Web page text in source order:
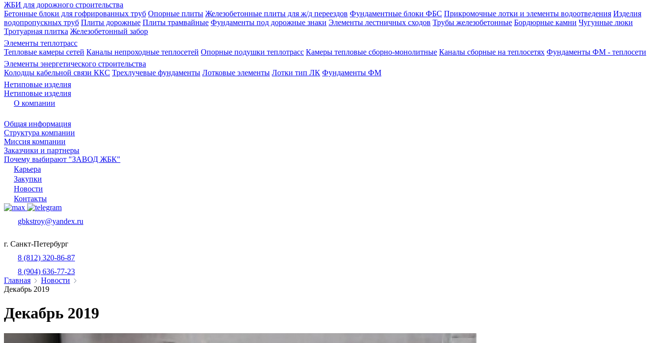
ЖБИ для дорожного строительства
Бетонные блоки для гофрированных труб Опорные плиты Железобетонные плиты для ж/д переездов Фундаментные блоки ФБС Прикромочные лотки и элементы водоотведения Изделия
водопропускных труб Плиты дорожные Плиты трамвайные Фундаменты под дорожные знаки Элементы лестничных сходов Трубы железобетонные Бордюрные камни Чугунные люки
Тротуарная плитка Железобетонный забор
Элементы теплотрасс
Тепловые камеры сетей Каналы непроходные теплосетей Опорные подушки теплотрасс Камеры тепловые сборно-монолитные Каналы сборные на теплосетях Фундаменты ФМ - теплосети
Элементы энергетического строительства
Колодцы кабельной связи ККС Трехлучевые фундаменты Лотковые элементы Лотки тип ЛК Фундаменты ФМ
Нетиповые изделия
Нетиповые изделия
О компании
Общая информация
Структура компании
Миссия компании
Заказчики и партнеры
Почему выбирают "ЗАВОД ЖБК"
Карьера
Закупки
Новости
Контакты
gbkstroy@yandex.ru
г. Санкт-Петербург
8 (812) 320-86-87
8 (904) 636-77-23
Главная
Новости
Декабрь 2019
Декабрь 2019